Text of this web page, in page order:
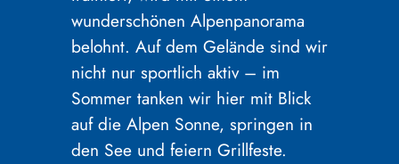
wunderschönen Alpenpanorama
belohnt. Auf dem Gelände sind wir
nicht nur sportlich aktiv – im
Sommer tanken wir hier mit Blick
auf die Alpen Sonne, springen in
den See und feiern Grillfeste.